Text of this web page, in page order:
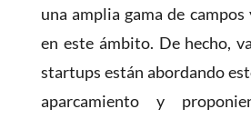
una amplia gama de
en este ámbito. De hecho,
startups están abordando
aparcamiento y